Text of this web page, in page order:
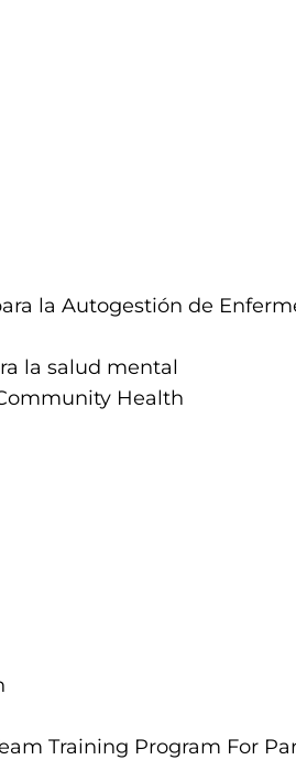
la Autogestión de
la salud mental
Health
Training Program For